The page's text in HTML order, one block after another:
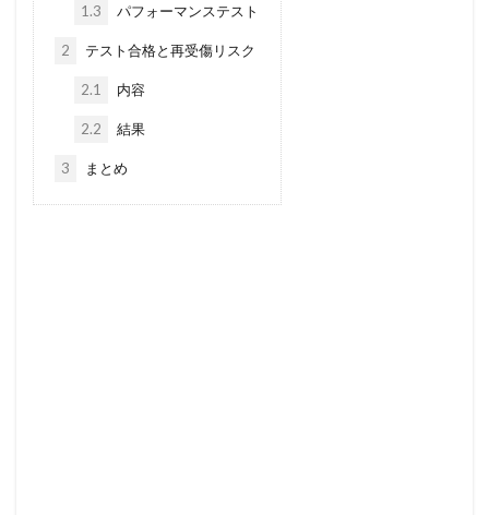
1.3 パフォーマンステスト
2 テスト合格と再受傷リスク
2.1 内容
2.2 結果
3 まとめ